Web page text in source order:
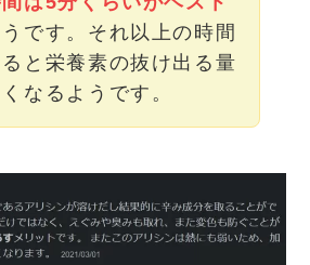
です。それ以上の時間
と栄養素の抜け出る量
なるようです。